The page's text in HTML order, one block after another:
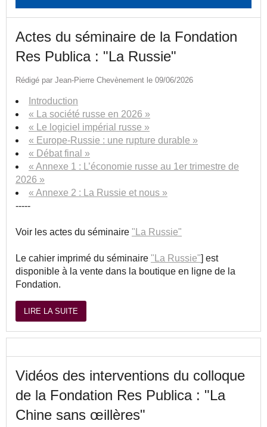
Actes du séminaire de la Fondation
Res Publica : "La Russie"
Rédigé par Jean-Pierre Chevènement le 09/06/2026
Introduction
« La société russe en 2026 »
« Le logiciel impérial russe »
« Europe-Russie : une rupture durable »
« Débat final »
« Annexe 1 : L’économie russe au 1er trimestre de
2026 »
« Annexe 2 : La Russie et nous »
-----
Voir les actes du séminaire "La Russie"
Le cahier imprimé du séminaire "La Russie"] est
disponible à la vente dans la boutique en ligne de la
Fondation.
LIRE LA SUITE
Vidéos des interventions du colloque
de la Fondation Res Publica : "La
Chine sans œillères"